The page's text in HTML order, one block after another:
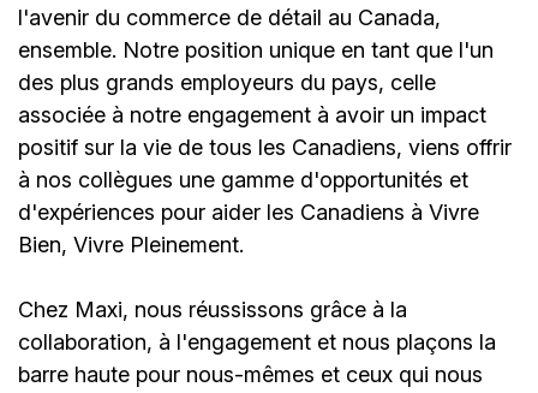
l'avenir du commerce de détail au Canada,
ensemble. Notre position unique en tant que l'un
des plus grands employeurs du pays, celle
associée à notre engagement à avoir un impact
positif sur la vie de tous les Canadiens, viens offrir
à nos collègues une gamme d'opportunités et
d'expériences pour aider les Canadiens à Vivre
Bien, Vivre Pleinement.
Chez Maxi, nous réussissons grâce à la
collaboration, à l'engagement et nous plaçons la
barre haute pour nous-mêmes et ceux qui nous